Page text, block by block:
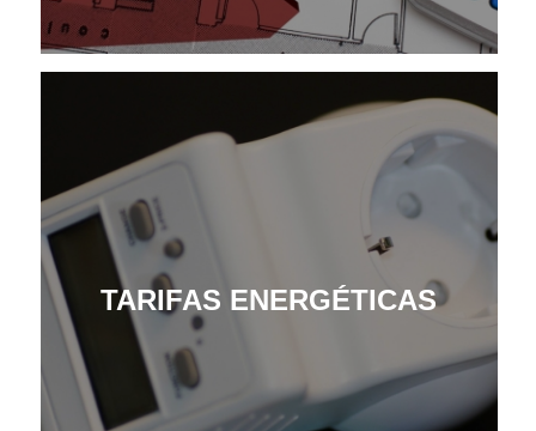
TARIFAS ENERGÉTICAS